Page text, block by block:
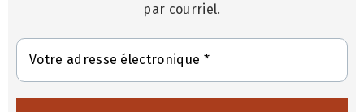
par courriel.